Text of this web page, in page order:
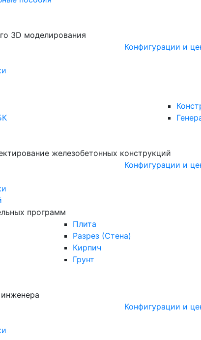
3D моделирования
Конфигурации и
железобетонных конструкций
Конфигурации и
программ
Плита
Разрез (Стена)
Кирпич
Грунт
Конфигурации и